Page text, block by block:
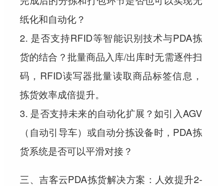
纸化和自动化？
2. 是否支持RFID等智能识别技术与PDA拣
货的结合？批量商品入库/出库时无需逐件扫
码，RFID读写器批量读取商品标签信息，
拣货效率成倍提升。
3. 是否支持未来的自动化扩展？如引入AGV
（自动引导车）或自动分拣设备时，PDA拣
货系统是否可以平滑对接？
三、吉客云PDA拣货解决方案：人效提升2-